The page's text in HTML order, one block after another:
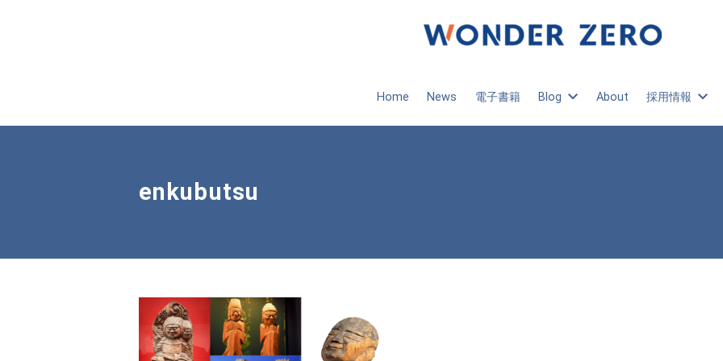
Home News 電子書籍 Blog About 採用情報
enkubutsu